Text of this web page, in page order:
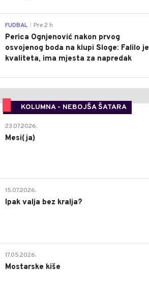
FUDBAL Pre 2 h
Perica Ognjenović nakon prvog
osvojenog boda na klupi Sloge: Falilo je
kvaliteta, ima mjesta za napredak
KOLUMNA - NEBOJŠA ŠATARA
23.07.2026.
Mesi(ja)
15.07.2026.
Ipak valja bez kralja?
17.05.2026.
Mostarske kiše